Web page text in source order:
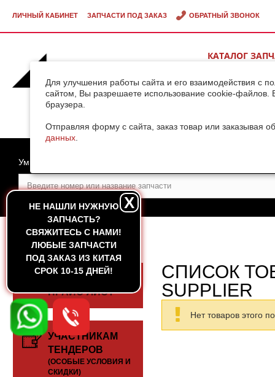
Для улучшения работы сайта и его взаимодействия с
сайтом, Вы разрешаете использование cookie-файлов.
браузера.
Отправляя форму с сайта, заказ товар или заказывая
данных
ЛИЧНЫЙ КАБИНЕТ ЗАПЧАСТИ ПОД ЗАКАЗ ОБРАТНЫЙ ЗВОНОК
КАТАЛОГ
НЕ НАШЛИ НУЖНУЮ
ЗАПЧАСТЬ?
CВЯЖИТЕСЬ С НАМИ!
ЛЮБЫЕ ЗАПЧАСТИ
ПОД ЗАКАЗ ИЗ КИТАЯ
СРОК 10-15 ДНЕЙ!
X
Умный поиск
ГЛАВНАЯ — FASHION SUPPLIER
СКАЧАТЬ
ПРАЙС-ЛИСТ
УЧАСТНИКАМ
ТЕНДЕРОВ
(ОСОБЫЕ УСЛОВИЯ И
СКИДКИ)
СПИСОК
SUPPLIER
Нет товаров этого